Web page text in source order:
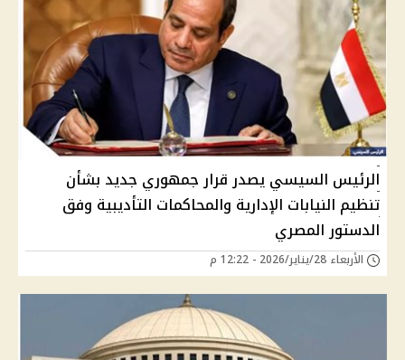
الرئيس السيسي يصدر قرار جمهوري جديد بشأن
تنظيم النيابات الإدارية والمحاكمات التأديبية وفق
الدستور المصري
الأربعاء 28/يناير/2026 - 12:22 م